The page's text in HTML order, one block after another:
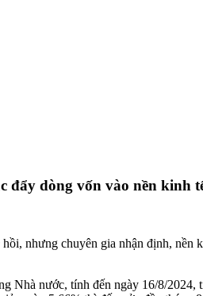
đẩy dòng vốn vào nền kinh
nhưng chuyên gia nhận định,
Nhà nước, tính đến ngày 16/8/